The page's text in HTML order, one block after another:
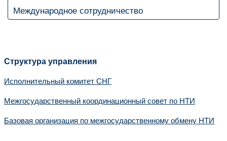
Международное сотрудничество
Структура управления
Исполнительный комитет СНГ
Межгосударственный координационный совет по НТИ
Базовая организация по межгосударственному обмену НТИ